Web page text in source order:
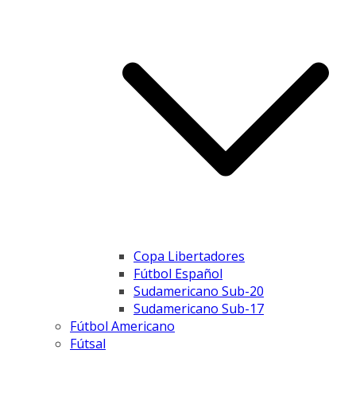
Copa Libertadores
Fútbol Español
Sudamericano Sub-20
Sudamericano Sub-17
Fútbol Americano
Fútsal